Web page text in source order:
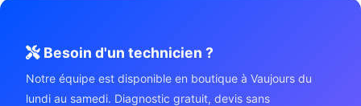
Besoin d'un technicien ?
Notre équipe est disponible en boutique à Vaujours du
lundi au samedi. Diagnostic gratuit, devis sans